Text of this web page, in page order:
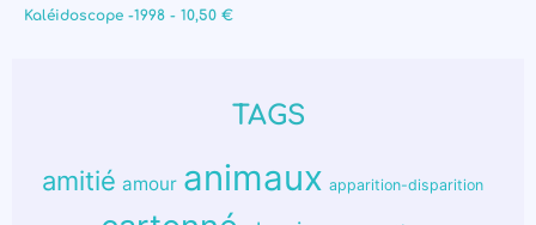
Kaléidoscope -1998 - 10,50 €
TAGS
amitié amour animaux apparition-disparition